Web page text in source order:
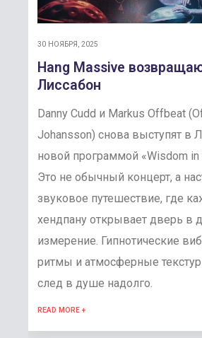
30 НОЯБРЯ, 2025
Hang Massive
Лиссабон
Danny Cudd и Markus Offbeat
Johansson) снова выступят в
новой программой «Wisdom in
Это не обычный концерт, а
звуковое путешествие, где
хендпану открывает дверь в
измерение. Гипнотические
ритмы и атмосферные
след в душе надолго.
READ MORE +